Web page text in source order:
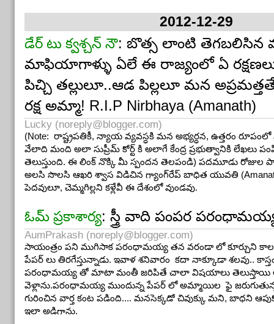
2012-12-29
డేర్ టు క్వశ్చన్ నౌ: బొత్స లాంటి తెగబలిసిన
మాఫియాగాళ్ళు ఏలే ఈ రాజ్యంలో ఏ రక్షణలు
పిచ్చి తల్లులూ..ఆడ పిల్లలూ మన
రక్ష అమ్మా! R.I.P Nirbhaya (Amanath)
Lucky (noreply@blogger.com)
(Note: రాష్ట్రపతికీ, న్యాయ వ్యవస్ధకి మన అభ్యర్ధన, ఉత్తరం
వేలాది మంది అలా సుప్రీమ్ కోర్ట్ కి అలాగే కేంద్ర ప్రభుత్వానికి లేఖలు
తెలుస్తుంది. ఈ లింక్ నొక్కి మీ స్పందన తెలపండి) పదమూడు రోజుల
అలసి సొలసి ఆఖరి శ్వాస విడిచిన గ్యాంగ్‌రేప్‌ బాధిత యువతి
పెదవులూ, చెమ్మగిల్లని కళ్లేవీ ఈ దేశంలో వుండవు.
ఓమ్ ప్రకాశార్య: స్త్రీ వాది పంపర
AumPrakash (noreply@blogger.com)
సాయంత్రం పని ముగిసాక పరంధామయ్య తన వరండా లో కూర్చుని
పేపర్ లు తిరగేస్తున్నాడు. ఇవాళ శనివారం కదా నాక్కూడా శలవు..
పరంధామయ్య తో మాటా మంతీ జరిపితే చాలా విషయాలు తెలుస్తాయి
వెళ్లాను.పరంధామయ్య ముందున్న పేపర్ లో అమ్మాయిల ఫై
గురించిన వార్త కంట పడింది.... మనసెక్కడో చివుక్కు మని, బాధని
ఇలా అడిగాను.